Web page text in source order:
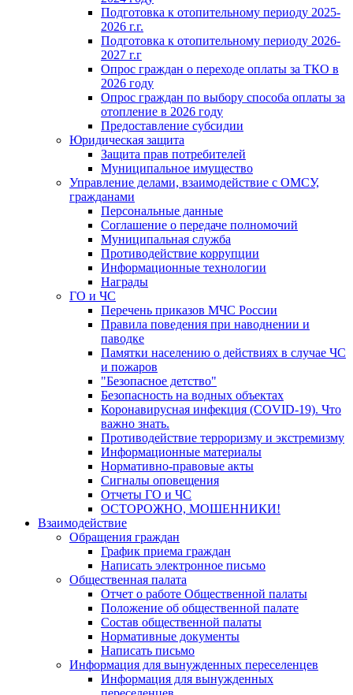
Подготовка к отопительному периоду 2025-
2026 г.г.
Подготовка к отопительному периоду 2026-
2027 г.г
Опрос граждан о переходе оплаты за ТКО в
2026 году
Опрос граждан по выбору способа оплаты за
отопление в 2026 году
Предоставление субсидии
Юридическая защита
Защита прав потребителей
Муниципальное имущество
Управление делами, взаимодействие с ОМСУ,
гражданами
Персональные данные
Соглашение о передаче полномочий
Муниципальная служба
Противодействие коррупции
Информационные технологии
Награды
ГО и ЧС
Перечень приказов МЧС России
Правила поведения при наводнении и
паводке
Памятки населению о действиях в случае ЧС
и пожаров
"Безопасное детство"
Безопасность на водных объектах
Коронавирусная инфекция (COVID-19). Что
важно знать.
Противодействие терроризму и экстремизму
Информационные материалы
Нормативно-правовые акты
Сигналы оповещения
Отчеты ГО и ЧС
ОСТОРОЖНО, МОШЕННИКИ!
Взаимодействие
Обращения граждан
График приема граждан
Написать электронное письмо
Общественная палата
Отчет о работе Общественной палаты
Положение об общественной палате
Состав общественной палаты
Нормативные документы
Написать письмо
Информация для вынужденных переселенцев
Информация для вынужденных